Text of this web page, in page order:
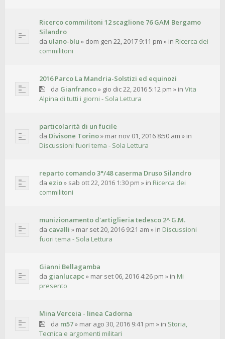
Ricerco commilitoni 12 scaglione 76 GAM Bergamo
Silandro
da ulano-blu » dom gen 22, 2017 9:11 pm » in Ricerca dei
commilitoni
2016 Parco La Mandria-Solstizi ed equinozi
da Gianfranco» gio dic 22, 2016 5:12 pm » in Vita
Alpina di tutti i giorni - Sola Lettura
particolarità di un fucile
da Divisone Torino» mar nov 01, 2016 8:50 am » in
Discussioni fuori tema - Sola Lettura
reparto comando 3°/48 caserma Druso Silandro
da ezio» sab ott 22, 2016 1:30 pm » in Ricerca dei
commilitoni
munizionamento d'artiglieria tedesco 2^ G.M.
da cavalli » mar set 20, 2016 9:21 am » in Discussioni
fuori tema - Sola Lettura
Gianni Bellagamba
da gianlucapc » mar set 06, 2016 4:26 pm » in Mi
presento
Mina Verceia - linea Cadorna
da m57» mar ago 30, 2016 9:41 pm » in Storia,
Tecnica e argomenti militari